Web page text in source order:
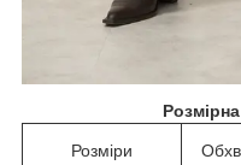
Розміри